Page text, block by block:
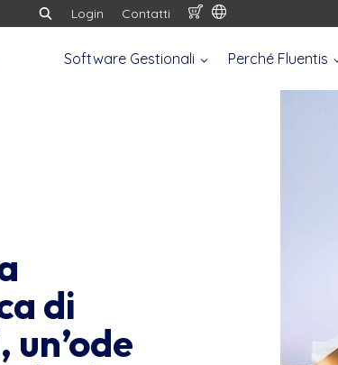
Login Contatti
Software Gestionali Perché Fluentis
di
un’ode